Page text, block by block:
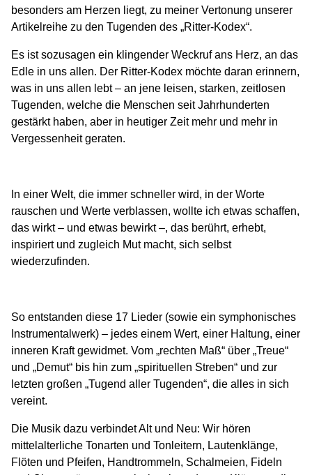
besonders am Herzen liegt, zu meiner Vertonung unserer
Artikelreihe zu den Tugenden des „Ritter-Kodex“.
Es ist sozusagen ein klingender Weckruf ans Herz, an das
Edle in uns allen. Der Ritter-Kodex möchte daran erinnern,
was in uns allen lebt – an jene leisen, starken, zeitlosen
Tugenden, welche die Menschen seit Jahrhunderten
gestärkt haben, aber in heutiger Zeit mehr und mehr in
Vergessenheit geraten.
In einer Welt, die immer schneller wird, in der Worte
rauschen und Werte verblassen, wollte ich etwas schaffen,
das wirkt – und etwas bewirkt –, das berührt, erhebt,
inspiriert und zugleich Mut macht, sich selbst
wiederzufinden.
So entstanden diese 17 Lieder (sowie ein symphonisches
Instrumentalwerk) – jedes einem Wert, einer Haltung, einer
inneren Kraft gewidmet. Vom „rechten Maß“ über „Treue“
und „Demut“ bis hin zum „spirituellen Streben“ und zur
letzten großen „Tugend aller Tugenden“, die alles in sich
vereint.
Die Musik dazu verbindet Alt und Neu: Wir hören
mittelalterliche Tonarten und Tonleitern, Lautenklänge,
Flöten und Pfeifen, Handtrommeln, Schalmeien, Fideln